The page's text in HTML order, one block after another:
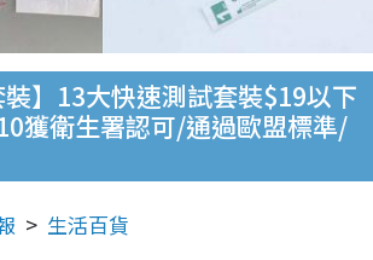
裝】13大快速測試套裝$19以下
獲衛生署認可/通過歐盟標準/
生活百貨